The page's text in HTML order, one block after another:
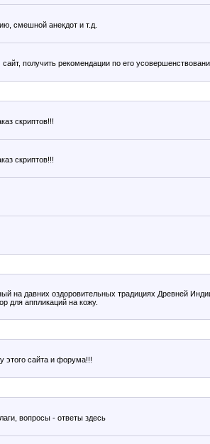
смешной анекдот и т.д.
получить рекомендации по его
скриптов!!!
скриптов!!!
на давних оздоровительных традициях Древней
для аппликаций на кожу.
этого сайта и форума!!!
вопросы - ответы здесь